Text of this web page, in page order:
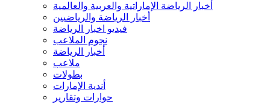
أخبار الرياضة الإماراتية والعربية والعالمية
أخبار الرياضة والرياضيين
فيديو اخبار الرياضة
نجوم الملاعب
أخبار الرياضة
ملاعب
بطولات
أندية الإمارات
حوارات وتقارير